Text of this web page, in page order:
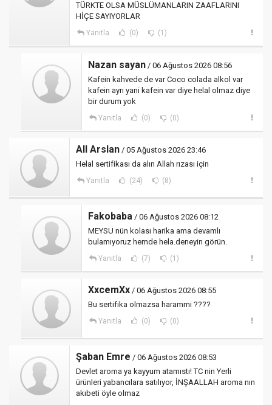
TÜRKTE OLSA MÜSLÜMANLARIN ZAAFLARINI
HİÇE SAYIYORLAR
Yanıtla (0) (1)
Nazan sayan / 06 Ağustos 2026 08:56
Kafein kahvede de var Coco colada alkol var
kafein ayrı yani kafein var diye helal olmaz diye
bir durum yok
Yanıtla (0) (0)
All Arslan / 05 Ağustos 2026 23:46
Helal sertifikası da alın Allah rızası için
Yanıtla (24) (8)
Fakobaba / 06 Ağustos 2026 08:12
MEYSU nün kolası harika ama devamlı
bulamıyoruz hemde hela.deneyin görün.
Yanıtla (7) (1)
XxcemXx / 06 Ağustos 2026 08:55
Bu sertifika olmazsa harammi ????
Yanıtla (0) (0)
Şaban Emre / 06 Ağustos 2026 08:53
Devlet aroma ya kayyum atamıstı! TC nin Yerli
ürünleri yabancılara satılıyor, İNŞAALLAH aroma nın
akıbeti öyle olmaz